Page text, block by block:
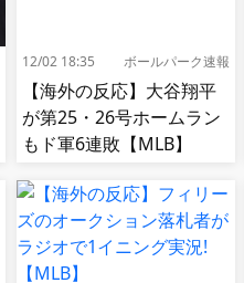
12/02 18:35 ボールパーク速報
【海外の反応】大谷翔平
が第25・26号ホームラン
もド軍6連敗【MLB】